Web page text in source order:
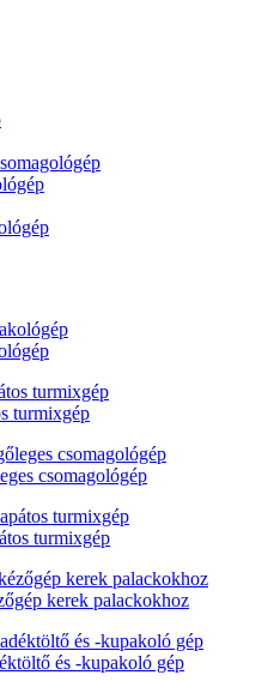
turmixgép
csomagológép
turmixgép
kerek palackokhoz
és -kupakoló gép